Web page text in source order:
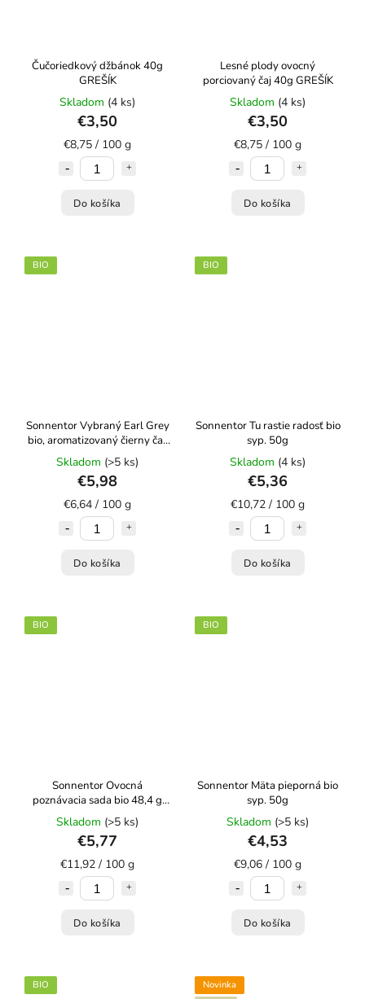
Čučoriedkový džbánok 40g
GREŠÍK
Skladom (4 ks)
€3,50
€8,75 / 100 g
Do košíka
Lesné plody ovocný
porciovaný čaj 40g GREŠÍK
Skladom (4 ks)
€3,50
€8,75 / 100 g
Do košíka
BIO
Sonnentor Vybraný Earl Grey
bio, aromatizovaný čierny čaj,
90g syp.
Skladom (>5 ks)
€5,98
€6,64 / 100 g
Do košíka
BIO
Sonnentor Tu rastie radosť bio
syp. 50g
Skladom (4 ks)
€5,36
€10,72 / 100 g
Do košíka
BIO
Sonnentor Ovocná
poznávacia sada bio 48,4 g
porc. dvojkomorový
Skladom (>5 ks)
€5,77
€11,92 / 100 g
Do košíka
BIO
Sonnentor Mäta pieporná bio
syp. 50g
Skladom (>5 ks)
€4,53
€9,06 / 100 g
Do košíka
BIO
Novinka